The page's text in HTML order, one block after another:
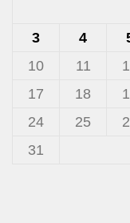
3
4
10
11
17
18
24
25
31